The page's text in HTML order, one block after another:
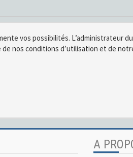
vos possibilités. L’administrateur
nos conditions d’utilisation et de
A